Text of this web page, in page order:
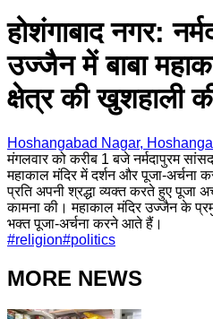
होशंगाबाद नगर:
उज्जैन में बाबा
क्षेत्र की खुशहाली
Hoshangabad Nagar,
मंगलवार को करीब 1 बजे नर्मदापुरम
महाकाल मंदिर में दर्शन और पूजा-अर्चना
प्रति अपनी श्रद्धा व्यक्त करते हुए पूजा
कामना की। महाकाल मंदिर उज्जैन के
भक्त पूजा-अर्चना करने आते हैं।
#religion#politics
MORE NEWS